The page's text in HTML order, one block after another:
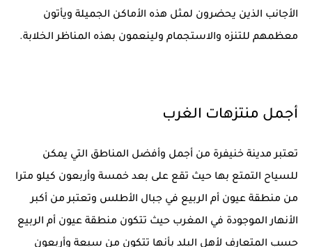
الأجانب الذين يحضرون لمثل هذه الأماكن الجميلة ويأتون
معظمهم للتنزه والاستجمام ولينعمون بهذه المناظر الخلابة.
أجمل منتزهات الغرب
تعتبر مدينة خنيفرة من أجمل وأفضل المناطق التي يمكن
للسياح التمتع بها حيث تقع على بعد خمسة وأربعون كيلو مترا
من منطقة عيون أم الربيع في جبال الأطلس وتعتبر من أكبر
الأنهار الموجودة في المغرب حيث تتكون منطقة عيون أم الربيع
حسب المتعارف لأهل البلد بأنها تتكون من سبعة وأربعون